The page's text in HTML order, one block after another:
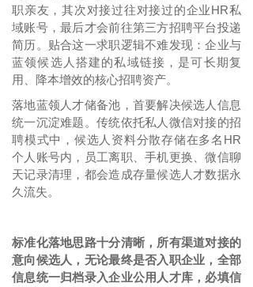
职亲友，其次对接过往对接过的企业HR私
域账号，最后才会前往第三方招聘平台投递
简历。贴合这一求职逻辑不难发现：企业与
蓝领候选人搭建的私域链接，是可长期复
用、降本增效的核心招聘资产。
落地蓝领人才储备池，首要解决候选人信息
统一沉淀难题。传统依托私人微信对接的招
聘模式中，候选人资料分散存储在多名 HR
个人账号内，员工离职、手机更换、微信聊
天记录清理，都会造成存量候选人才数据永
久流失。
标准化落地思路十分清晰 ， 所有渠道对接的
意向候选人，无论最终是否入职企业，全部
信息统一归档录入企业公用人才库，必填信